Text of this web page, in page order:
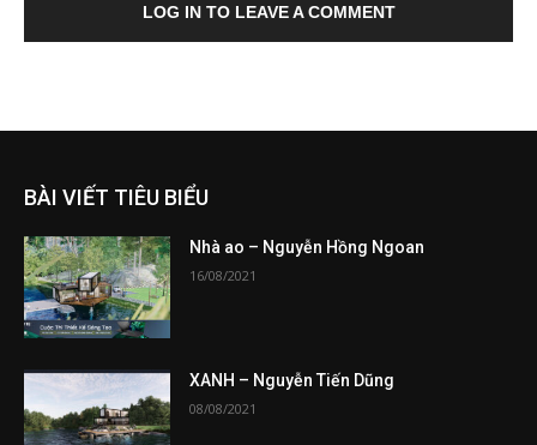
LOG IN TO LEAVE A COMMENT
BÀI VIẾT TIÊU BIỂU
Nhà ao – Nguyễn Hồng Ngoan
16/08/2021
XANH – Nguyễn Tiến Dũng
08/08/2021